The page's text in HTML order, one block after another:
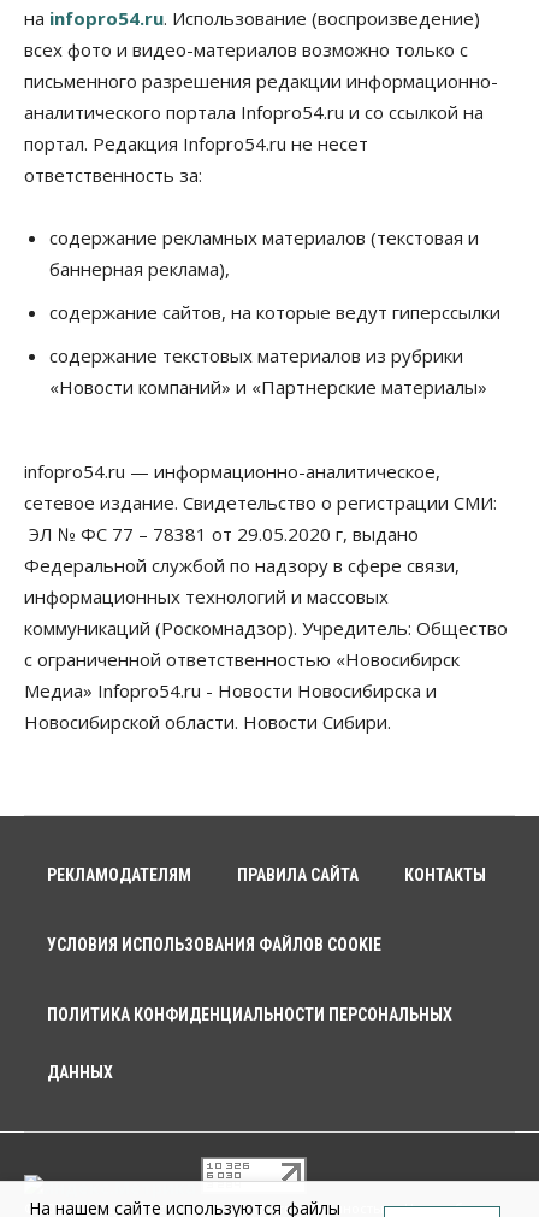
на infopro54.ru. Использование (воспроизведение)
всех фото и видео-материалов возможно только с
письменного разрешения редакции информационно-
аналитического портала Infopro54.ru и со ссылкой на
портал. Редакция Infopro54.ru не несет
ответственность за:
содержание рекламных материалов (текстовая и
баннерная реклама),
содержание сайтов, на которые ведут гиперссылки
содержание текстовых материалов из рубрики
«Новости компаний» и «Партнерские материалы»
infopro54.ru — информационно-аналитическое,
сетевое издание. Свидетельство о регистрации СМИ:
ЭЛ № ФС 77 – 78381 от 29.05.2020 г, выдано
Федеральной службой по надзору в сфере связи,
информационных технологий и массовых
коммуникаций (Роскомнадзор). Учредитель: Общество
с ограниченной ответственностью «Новосибирск
Медиа» Infopro54.ru - Новости Новосибирска и
Новосибирской области. Новости Сибири.
РЕКЛАМОДАТЕЛЯМ ПРАВИЛА САЙТА КОНТАКТЫ
УСЛОВИЯ ИСПОЛЬЗОВАНИЯ ФАЙЛОВ COOKIE
ПОЛИТИКА КОНФИДЕНЦИАЛЬНОСТИ ПЕРСОНАЛЬНЫХ
ДАННЫХ
© 2026 г. Общество с ограниченной ответственностью «Новосибирск
На нашем сайте используются файлы